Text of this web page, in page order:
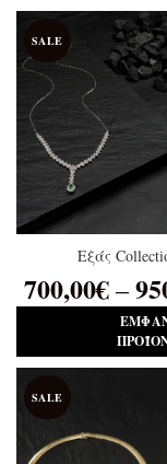
SALE
Εξάς
700,00€ –
SALE